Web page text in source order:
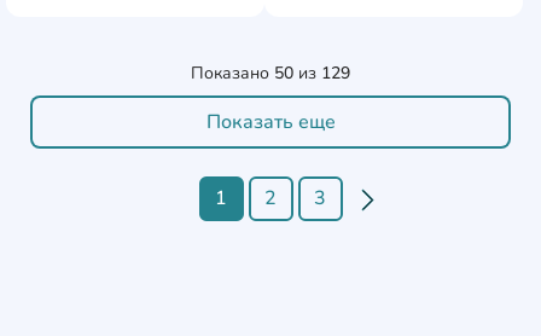
Показано 50 из 129
Показать еще
1 2 3